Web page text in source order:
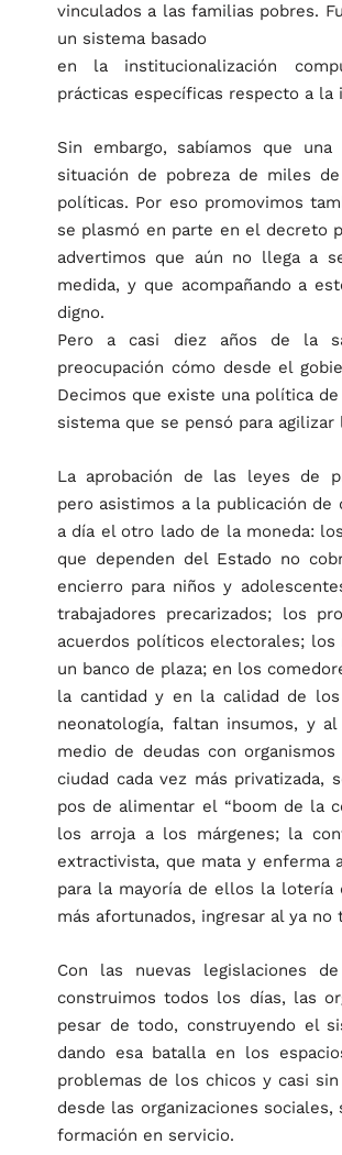
vinculados a las familias pobres.
un sistema basado
en la institucionalización
prácticas específicas respecto a la
Sin embargo, sabíamos que
situación de pobreza de miles
políticas. Por eso promovimos
se plasmó en parte en el decreto
advertimos que aún no llega a
medida, y que acompañando a
digno.
Pero a casi diez años de la
preocupación cómo desde el
Decimos que existe una política
sistema que se pensó para
La aprobación de las leyes de
pero asistimos a la publicación
a día el otro lado de la moneda:
que dependen del Estado no
encierro para niños y
trabajadores precarizados; los
acuerdos políticos electorales; los
un banco de plaza; en los
la cantidad y en la calidad de
neonatología, faltan insumos, y
medio de deudas con
ciudad cada vez más privatizada,
pos de alimentar el “boom de la
los arroja a los márgenes; la
extractivista, que mata y enferma
para la mayoría de ellos la lotería
más afortunados, ingresar al ya
Con las nuevas legislaciones
construimos todos los días, las
pesar de todo, construyendo el
dando esa batalla en los
problemas de los chicos y casi
desde las organizaciones
formación en servicio.